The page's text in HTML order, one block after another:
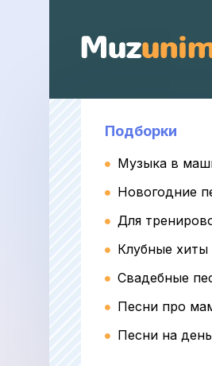
Подборки
Музыка в
Новогодние
Для
Клубные хиты
Свадебные
Песни про
Песни на